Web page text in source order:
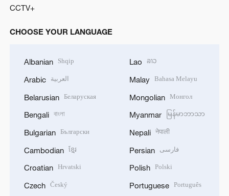
CCTV+
CHOOSE YOUR LANGUAGE
Albanian Shqip
Arabic العربية
Belarusian Беларуская
Bengali বাংলা
Bulgarian Български
Cambodian ខ្មែរ
Croatian Hrvatski
Czech Český
Lao ລາວ
Malay Bahasa Melayu
Mongolian Монгол
Myanmar မြန်မာဘာသာ
Nepali नेपाली
Persian فارسی
Polish Polski
Portuguese Português